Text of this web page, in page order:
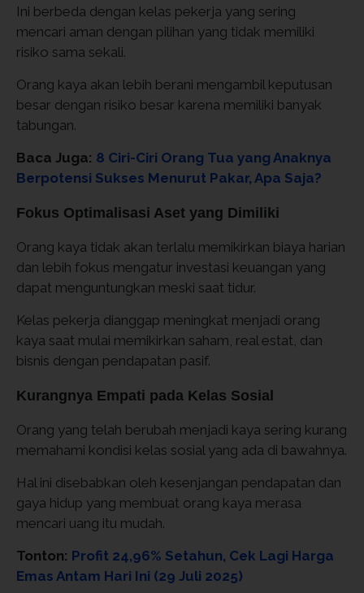
Ini berbeda dengan kelas pekerja yang sering
mencari aman dengan pilihan yang tidak memiliki
risiko sama sekali.
Orang kaya akan lebih berani mengambil keputusan
besar dengan risiko besar karena memiliki banyak
tabungan.
Baca Juga: 8 Ciri-Ciri Orang Tua yang Anaknya
Berpotensi Sukses Menurut Pakar, Apa Saja?
Fokus Optimalisasi Aset yang Dimiliki
Orang kaya tidak akan terlalu memikirkan biaya harian
dan lebih fokus mengatur investasi keuangan yang
dapat menguntungkan meski saat tidur.
Kelas pekerja dianggap meningkat menjadi orang
kaya saat mulai memikirkan saham, real estat, dan
bisnis dengan pendapatan pasif.
Kurangnya Empati pada Kelas Sosial
Orang yang telah berubah menjadi kaya sering kurang
memahami kondisi kelas sosial yang ada di bawahnya.
Hal ini disebabkan oleh kesenjangan pendapatan dan
gaya hidup yang membuat orang kaya merasa
mencari uang itu mudah.
Tonton: Profit 24,96% Setahun, Cek Lagi Harga
Emas Antam Hari Ini (29 Juli 2025)